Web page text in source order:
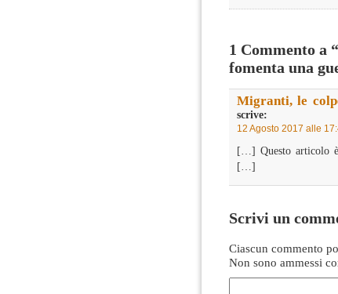
1 Commento a
fomenta una
Migranti, le
scrive:
12 Agosto 2017 alle
[…] Questo articolo
[…]
Scrivi un
Ciascun commento
Non sono ammessi